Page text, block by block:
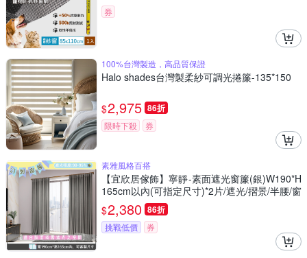
券
100%台灣製造，高品質保證
Halo shades台灣製柔紗可調光捲簾-135*150
$2,975 86折
限時下殺 券
素雅風格百搭
【宜欣居傢飾】寧靜-素面遮光窗簾(銀)W190*H
165cm以內(可指定尺寸)*2片/遮光/摺景/半腰/窗
簾/台灣製MIT
$2,380 86折
挑戰低價 券